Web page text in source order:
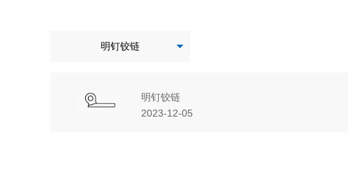
明钉铰链
明钉铰链
2023-12-05